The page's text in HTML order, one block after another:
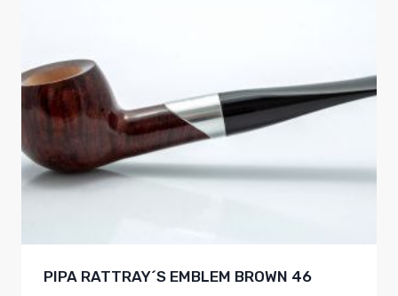
PIPA RATTRAY´S EMBLEM BROWN 46